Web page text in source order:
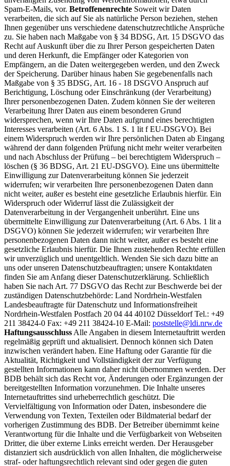
Spam-E-Mails, vor. Betroffenenrechte Soweit wir Daten
verarbeiten, die sich auf Sie als natürliche Person beziehen, stehen
Ihnen gegenüber uns verschiedene datenschutzrechtliche Ansprüche
zu. Sie haben nach Maßgabe von § 34 BDSG, Art. 15 DSGVO das
Recht auf Auskunft über die zu Ihrer Person gespeicherten Daten
und deren Herkunft, die Empfänger oder Kategorien von
Empfängern, an die Daten weitergegeben werden, und den Zweck
der Speicherung. Darüber hinaus haben Sie gegebenenfalls nach
Maßgabe von § 35 BDSG, Art. 16 - 18 DSGVO Anspruch auf
Berichtigung, Löschung oder Einschränkung (der Verarbeitung)
Ihrer personenbezogenen Daten. Zudem können Sie der weiteren
Verarbeitung Ihrer Daten aus einem besonderen Grund
widersprechen, wenn wir Ihre Daten aufgrund eines berechtigten
Interesses verarbeiten (Art. 6 Abs. 1 S. 1 lit f EU-DSGVO). Bei
einem Widerspruch werden wir Ihre persönlichen Daten ab Eingang
während der dann folgenden Prüfung nicht mehr weiter verarbeiten
und nach Abschluss der Prüfung – bei berechtigtem Widerspruch –
löschen (§ 36 BDSG, Art. 21 EU-DSGVO). Eine uns übermittelte
Einwilligung zur Datenverarbeitung können Sie jederzeit
widerrufen; wir verarbeiten Ihre personenbezogenen Daten dann
nicht weiter, außer es besteht eine gesetzliche Erlaubnis hierfür. Ein
Widerspruch oder Widerruf lässt die Zulässigkeit der
Datenverarbeitung in der Vergangenheit unberührt. Eine uns
übermittelte Einwilligung zur Datenverarbeitung (Art. 6 Abs. 1 lit a
DSGVO) können Sie jederzeit widerrufen; wir verarbeiten Ihre
personenbezogenen Daten dann nicht weiter, außer es besteht eine
gesetzliche Erlaubnis hierfür. Die Ihnen zustehenden Rechte erfüllen
wir unverzüglich und unentgeltlich. Wenden Sie sich dazu bitte an
uns oder unseren Datenschutzbeauftragten; unsere Kontaktdaten
finden Sie am Anfang dieser Datenschutzerklärung. Schließlich
haben Sie nach Art. 77 DSGVO das Recht zur Beschwerde bei der
zuständigen Datenschutzbehörde: Land Nordrhein-Westfalen
Landesbeauftragte für Datenschutz und Informationsfreiheit
Nordrhein-Westfalen Postfach 20 04 44 40102 Düsseldorf Tel.: +49
211 38424-0 Fax: +49 211 38424-10 E-Mail: poststelle@ldi.nrw.de
Haftungsausschluss Alle Angaben in diesem Internetauftritt werden
regelmäßig geprüft und aktualisiert. Dennoch können sich Daten
inzwischen verändert haben. Eine Haftung oder Garantie für die
Aktualität, Richtigkeit und Vollständigkeit der zur Verfügung
gestellten Informationen kann daher nicht übernommen werden. Der
BDB behält sich das Recht vor, Änderungen oder Ergänzungen der
bereitgestellten Information vorzunehmen. Die Inhalte unseres
Internetauftrittes sind urheberrechtlich geschützt. Die
Vervielfältigung von Information oder Daten, insbesondere die
Verwendung von Texten, Texteilen oder Bildmaterial bedarf der
vorherigen Zustimmung des BDB. Der Betreiber übernimmt keine
Verantwortung für die Inhalte und die Verfügbarkeit von Webseiten
Dritter, die über externe Links erreicht werden. Der Herausgeber
distanziert sich ausdrücklich von allen Inhalten, die möglicherweise
straf- oder haftungsrechtlich relevant sind oder gegen die guten